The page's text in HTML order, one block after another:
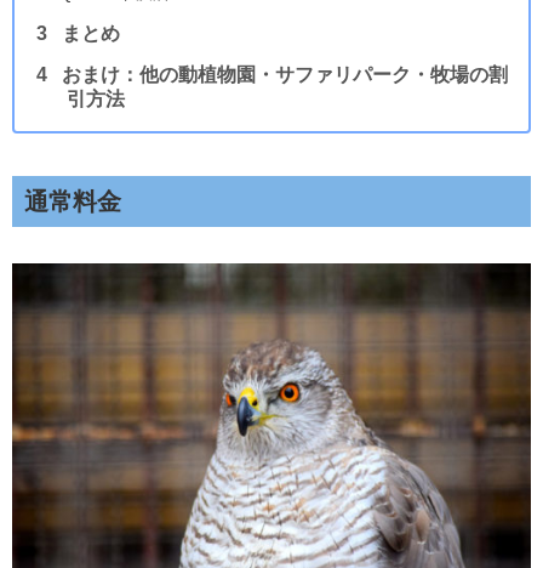
まとめ
おまけ：他の動植物園・サファリパーク・牧場の割
引方法
通常料金